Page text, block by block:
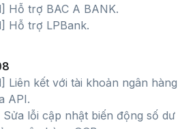
Hỗ trợ BAC A BANK.
Hỗ trợ LPBank.
Liên kết với tài khoản ngân hàng
API.
Sửa lỗi cập nhật biến động số dư